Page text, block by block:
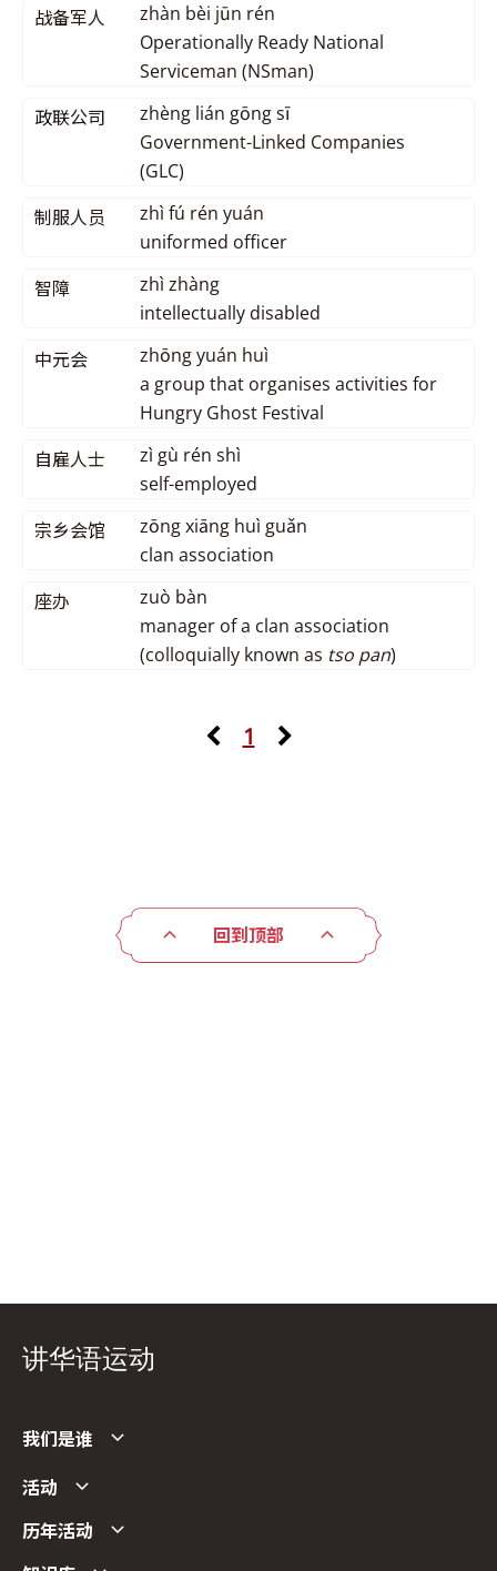
战备军人
zhàn bèi jūn rén
Operationally Ready National
Serviceman (NSman)
政联公司
zhèng lián gōng sī
Government-Linked Companies
(GLC)
制服人员
zhì fú rén yuán
uniformed officer
智障
zhì zhàng
intellectually disabled
中元会
zhōng yuán huì
a group that organises activities for
Hungry Ghost Festival
自雇人士
zì gù rén shì
self-employed
宗乡会馆
zōng xiāng huì guǎn
clan association
座办
zuò bàn
manager of a clan association
(colloquially known as tso pan)
1
回到顶部
讲华语运动
我们是谁
活动
历年活动